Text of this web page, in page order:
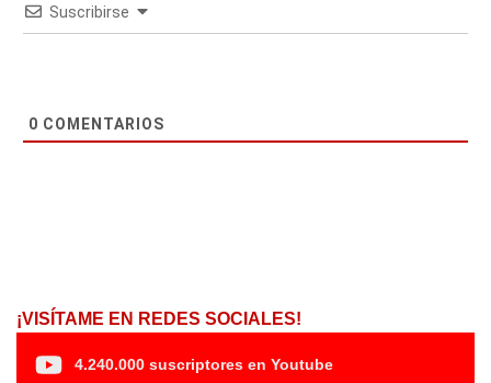
Suscribirse
0 COMENTARIOS
¡VISÍTAME EN REDES SOCIALES!
4.240.000 suscriptores en Youtube